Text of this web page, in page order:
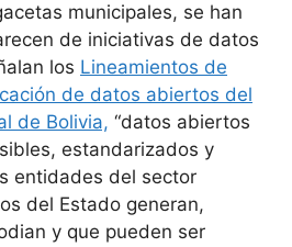
municipales, se han
de iniciativas de datos
los Lineamientos de
de datos abiertos del
de Bolivia, “datos abiertos
estandarizados y
entidades del sector
del Estado generan,
y que pueden ser